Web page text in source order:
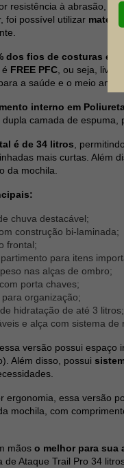
resistência à abrasão, a
foi possível utilizar
dos fios de costuras em
FREE PFC, ou seja, livre
a saúde e o meio
interno em
camada de
é de 34 litros,
mais curtas. Além
da mochila.
chuva destacável;
construção bi-laminada;
frontal;
para itens
nas alças de ombro;
porta chaves;
organização;
hidratação de até 3 litros;
e alça com sistema de
versão possui
Além disso, possui
ergonomia, essa versão
mochila, com
mãos o melhor para sua
de Ataque Trail Pro 34